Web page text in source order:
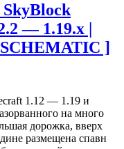
SkyBlock
— 1.19.х |
]
1.12 — 1.19 и
на много
дорожка, вверх
размещена спавн